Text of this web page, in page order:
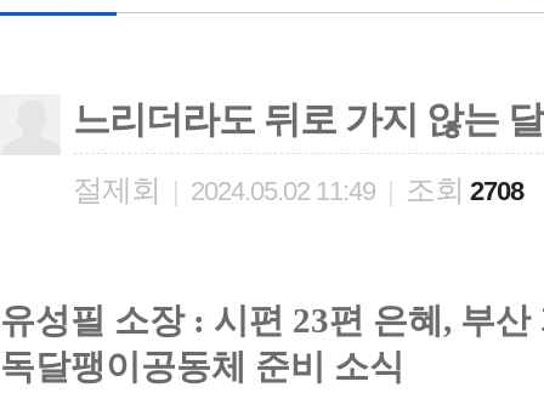
느리더라도 뒤로 가지 않는
절제회 | 2024.05.02 11:49 | 조회 2708
유성필 소장 : 시편 23편 은혜 , 부산
독달팽이공동체 준비 소식